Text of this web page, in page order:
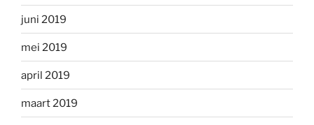
juni 2019
mei 2019
april 2019
maart 2019